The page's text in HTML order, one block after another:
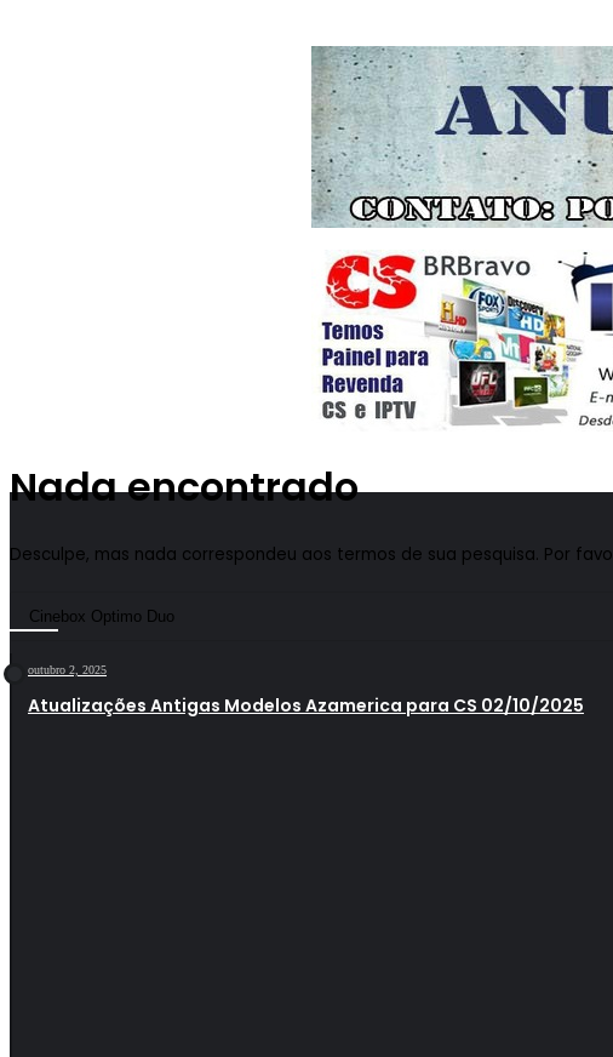
Nada encontrado
Desculpe, mas nada correspondeu aos termos de sua pesquisa. Por
outubro 2, 2025
Atualizações Antigas Modelos Azamerica para CS 02/10/2025